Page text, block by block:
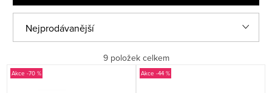
a
e
Nejprodávanější
9položek celkem
V -70 % -44 %